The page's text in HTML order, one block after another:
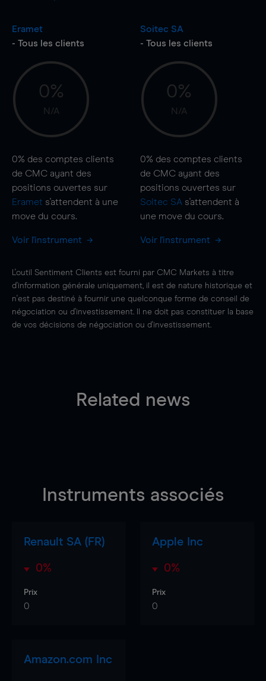
Eramet
- Tous les clients
0%
N/A
0% des comptes clients
de CMC ayant des
positions ouvertes sur
Eramet s'attendent à une
move du cours.
Voir l'instrument
Soitec SA
- Tous les clients
0%
N/A
0% des comptes clients
de CMC ayant des
positions ouvertes sur
Soitec SA s'attendent à
une move du cours.
Voir l'instrument
L'outil Sentiment Clients est fourni par CMC Markets à titre
d'information générale uniquement, il est de nature historique et
n'est pas destiné à fournir une quelconque forme de conseil de
négociation ou d'investissement. Il ne doit pas constituer la base
de vos décisions de négociation ou d'investissement.
Related news
Instruments associés
Renault SA (FR)
0%
Prix
0
Apple Inc
0%
Prix
0
Amazon.com Inc